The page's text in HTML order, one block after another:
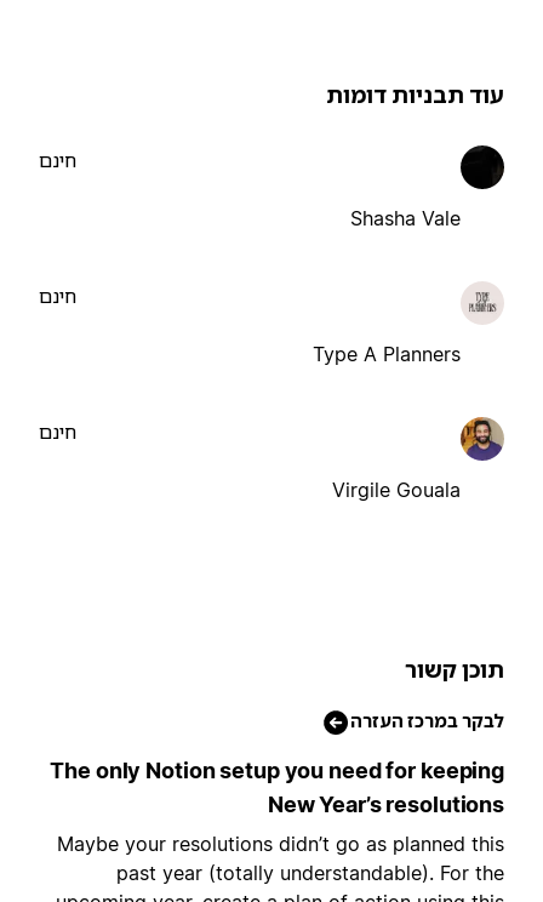
תבניות דומות
Shasha Vale
Type A Planners
Virgile Gouala
קשור
במרכז העזרה
The only Notion setup you need for
New Year’s
Maybe your resolutions didn’t go as planned
past year (totally understandable). For